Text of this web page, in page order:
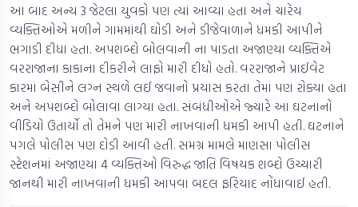
આ બાદ અન્ય 3 જેટલા યુવકો પણ ત્યાં આવ્યા હતા અને ચારેય
વ્યક્તિઓએ મળીને ગામમાંથી ઘોડી અને ડીજેવાળાને ધમકી આપીને
ભગાડી દીધા હતા. અપશબ્દો બોલવાની ના પાડતા અજાણ્યા વ્યક્તિએ
વરરાજાના કાકાના દીકરીને લાફો મારી દીધો હતો. વરરાજાને પ્રાઈવેટ
કારમાં બેસીને લગ્ન સ્થળે લઈ જવાનો પ્રયાસ કરતા તેમાં પણ રોક્યા હતા
અને અપશબ્દો બોલાવા લાગ્યા હતા. સંબંધીઓએ જ્યારે આ ઘટનાનો
વીડિયો ઉતાર્યો તો તેમને પણ મારી નાખવાની ધમકી આપી હતી. ઘટનાને
પગલે પોલીસ પણ દોડી આવી હતી. સમગ્ર મામલે માણસા પોલીસ
સ્ટેશનમાં અજાણ્યા 4 વ્યક્તિઓ વિરુદ્ધ જાતિ વિષયક શબ્દો ઉચ્ચારી
જાનથી મારી નાખવાની ધમકી આપવા બદલ ફરિયાદ નોંધાવાઈ હતી.